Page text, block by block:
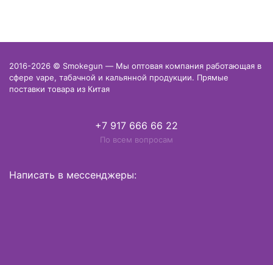
2016-2026 © Smokegun — Мы оптовая компания работающая в
сфере vape, табачной и кальянной продукции. Прямые
поставки товара из Китая
+7 917 666 66 22
По всем вопросам
Написать в мессенджеры: